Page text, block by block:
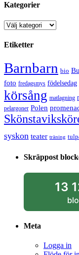
Kategorier
Kategorier
Etiketter
Barnbarn bio
foto fredagsmys födelsedag
körsång matlagning
pelargoner Polen
syskon teater träning
Skräppost
13
Meta
Logga in